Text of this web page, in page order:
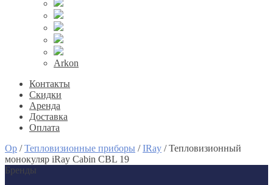
Arkon
Контакты
Скидки
Аренда
Доставка
Оплата
Op /Тепловизионные приборы /IRay /Тепловизионный
монокуляр iRay Cabin CBL 19
Бренды